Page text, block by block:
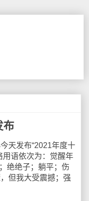
布
发布“2021年度十
用语依次为：觉醒年
绝绝子；躺平；伤
但我大受震撼；强